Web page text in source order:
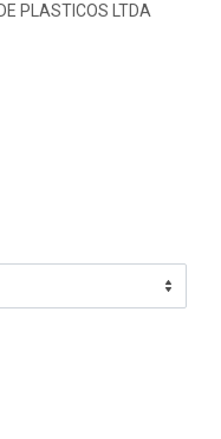
PLASTICOS LTDA